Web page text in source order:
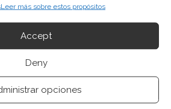
Leer más sobre estos propósitos
Accept
Deny
opciones
modelo de financiación
lastre y una hoja de ruta por